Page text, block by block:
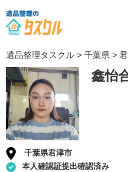
遺品整理タスクル > 千葉県 >
鑫怡
千葉県君津市
本人確認証提出確認済み